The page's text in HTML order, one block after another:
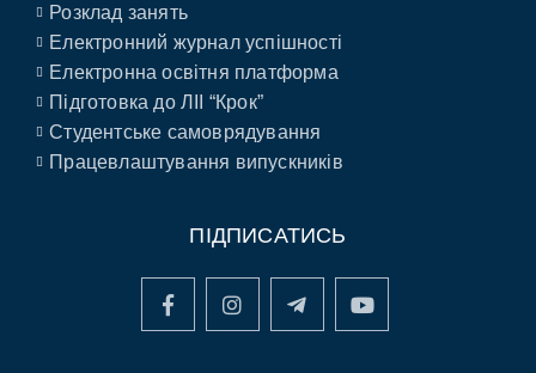
Розклад занять
Електронний журнал успішності
Електронна освітня платформа
Підготовка до ЛІІ “Крок”
Студентське самоврядування
Працевлаштування випускників
ПІДПИСАТИСЬ